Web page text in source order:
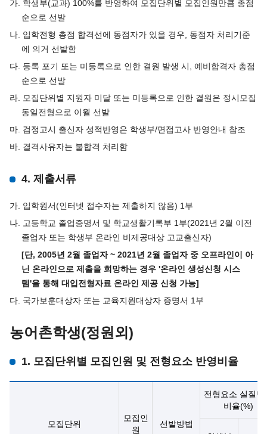
가. 학생부(교과) 100%를 반영하여 모집단위별 모집인원만큼 총점
순으로 선발
나. 입학전형 총점 합격선에 동점자가 있을 경우, 동점자 처리기준
에 의거 선발함
다. 등록 포기 또는 미등록으로 인한 결원 발생 시, 예비합격자 총점
순으로 선발
라. 모집단위별 지원자 미달 또는 미등록으로 인한 결원은 정시모집
동일전형으로 이월 선발
마. 검정고시 출신자 성적반영은 학생부/면접고사 반영안내 참조
바. 결격사유자는 불합격 처리함
4. 제출서류
가. 입학원서(인터넷 접수자는 제출하지 않음) 1부
나. 고등학교 졸업증명서 및 학교생활기록부 1부(2021년 2월 이전
졸업자 또는 학생부 온라인 비제공대상 고교출신자)
[단, 2005년 2월 졸업자 ~ 2021년 2월 졸업자 중 오프라인이 아
닌 온라인으로 제출을 희망하는 경우 '온라인 생성신청 시스
템'을 통해 대입전형자료 온라인 제공 신청 가능]
다. 국가보훈대상자 또는 교육지원대상자 증명서 1부
농어촌학생(정원외)
1. 모집단위별 모집인원 및 전형요소 반영비율
모집단위
모집인
원
선발방법
전형요소 실질반
비율(%)